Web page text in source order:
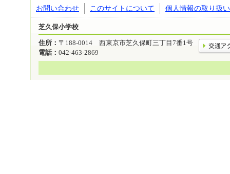
お問い合わせ このサイトについて 個人情報の取り扱い
芝久保小学校
住所： 〒188-0014 西東京市芝久保町三丁目7番1号
電話： 042-463-2869